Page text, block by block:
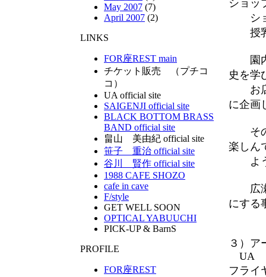
May 2007 (7)
April 2007 (2)
LINKS
FOR座REST main
チケット販売 （プチコ
コ）
UA official site
SAIGENJI official site
BLACK BOTTOM BRASS
BAND official site
畠山 美由紀 official site
笹子 重治 official site
谷川 賢作 official site
1988 CAFE SHOZO
cafe in cave
F/style
GET WELL SOON
OPTICAL YABUUCHI
PICK-UP & BarnS
PROFILE
FOR座REST
ショッ
ショ
授乳
園内
史を学
お店
に企画
その
楽しん
よう
広瀬
にする
３）ア
UA
フライ